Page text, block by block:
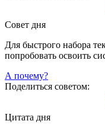
Совет дня
Для быстрого набора
попробовать освоить
А почему?
Поделиться советом:
Цитата дня